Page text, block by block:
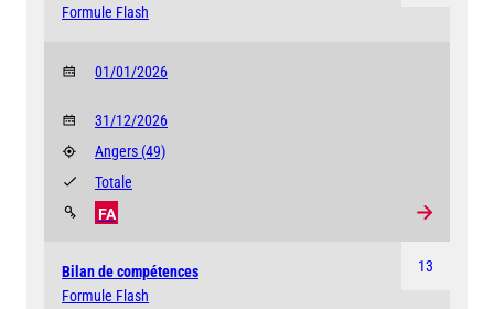
Formule Flash
01/01/2026
31/12/2026
Angers (49)
FA
Totale
13
Bilan de compétences
Formule Flash